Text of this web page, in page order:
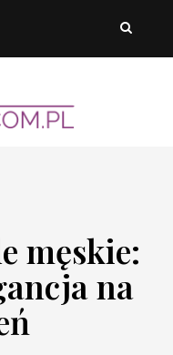
męskie:
na